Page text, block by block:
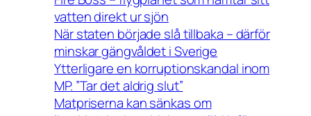
vatten direkt ur sjön
När staten började slå tillbaka – därför
minskar gängvåldet i Sverige
Ytterligare en korruptionskandal inom
MP. ”Tar det aldrig slut”
Matpriserna kan sänkas om